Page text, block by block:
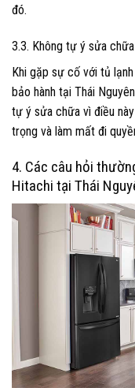
đó.
3.3. Không tự ý sửa
Khi gặp sự cố với tủ
bảo hành tại Thái
tự ý sửa chữa vì điều
trọng và làm mất đi
4. Các câu hỏi
Hitachi tại Thái